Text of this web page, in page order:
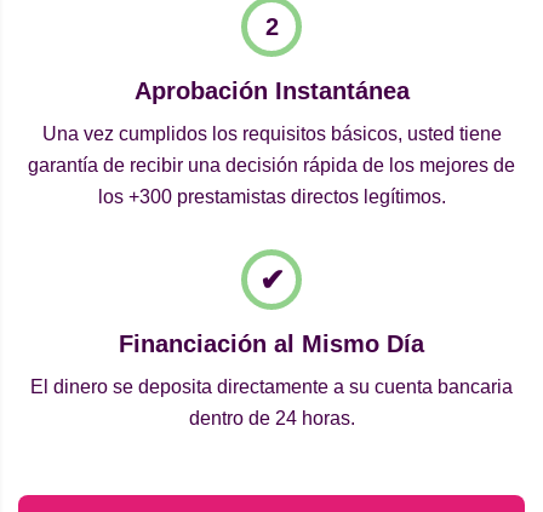
Aprobación Instantánea
Una vez cumplidos los requisitos básicos, usted tiene
garantía de recibir una decisión rápida de los mejores de
los +300 prestamistas directos legítimos.
Financiación al Mismo Día
El dinero se deposita directamente a su cuenta bancaria
dentro de 24 horas.